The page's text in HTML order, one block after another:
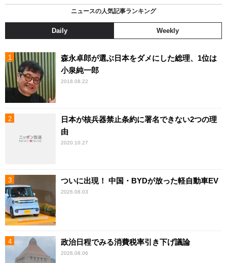
ニュースの人気記事ランキング
Daily Weekly
森永卓郎が選ぶ日本をダメにした総理、1位は
小泉純一郎
2018.08.22
日本が核兵器禁止条約に署名できない2つの理
由
2020.10.27
ついに出現！ 中国・BYDが放った軽自動車EV
2026.08.03
政治日程でみる消費税率引き下げ議論
2026.08.06